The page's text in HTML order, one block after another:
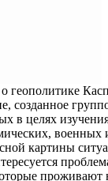
созданное
в целях
военных
картины
проживают